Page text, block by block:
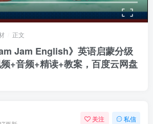
正文
Jam English》英语启蒙分级
+音频+精读+教案，百度云网盘
关注 私信